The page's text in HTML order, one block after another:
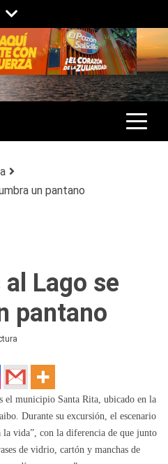
ZULIA, VENEZUELA Y
GENERAL.
un pantano
Lago se
pantano
el municipio Santa Rita, ubicado en la
Durante su excursión, el escenario
vida”, con la diferencia de que junto
de vidrio, cartón y manchas de